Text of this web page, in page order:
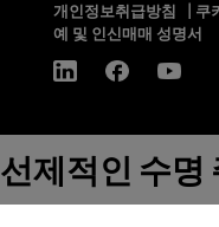
개인정보취급방침
쿠
예 및 인신매매 성명서
선제적인 수명